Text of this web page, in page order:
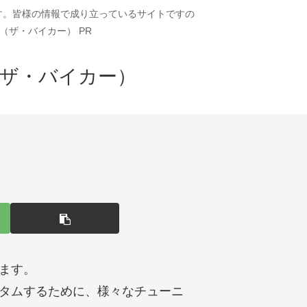
皆様の情報で成り立っているサイトですの
ザ・バイカー） PR
・バイカー）
す。
ムするために、様々なチューニ